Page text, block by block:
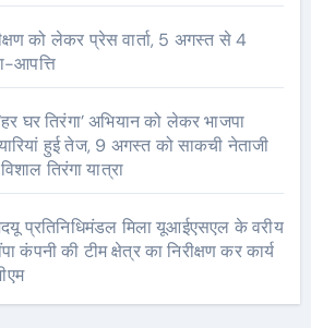
को लेकर प्रेस वार्ता, 5 अगस्त से 4
आपत्ति
घर तिरंगा’ अभियान को लेकर भाजपा
हुई तेज, 9 अगस्त को साकची नेताजी
तिरंगा यात्रा
प्रतिनिधिमंडल मिला यूआईएसएल के वरीय
कंपनी की टीम क्षेत्र का निरीक्षण कर कार्य